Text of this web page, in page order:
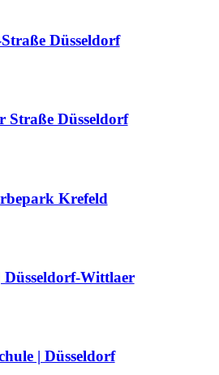
Düsseldorf
Straße Düsseldorf
Krefeld
Düsseldorf-Wittlaer
| Düsseldorf